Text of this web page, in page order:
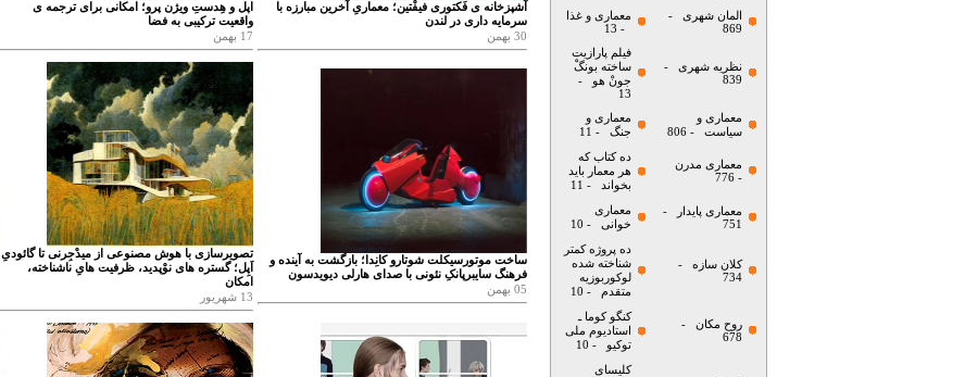
المان شهری -
869
معماری و غذا
- 13
نظریه شهری -
839
فیلم پارازیت
ساخته بونگْ
جونْ هو -
13
معماری و
سیاست
- 806
معماری و
جنگ
- 11
معماری مدرن
- 776
ده کتاب که
هر معمار باید
بخواند
- 11
معماری پایدار
-
751
معماری
خوانی - 10
کلان سازه -
734
ده پروژه کمتر
شناخته شده
لوکوربوزیه
متقدم
- 10
روح مکان -
678
کنگو کوما ـ
استادیوم ملی
توکیو - 10
کلیسای
آشپزخانه ی فَکتوری فیفْتین؛ معماریِ آخرین مبارزه با
سرمایه داری در لندن
30 بهمن
اپل و هِدستِ ویژن پرو؛ امکانی برای ترجمه ی
واقعیت ترکیبی به فضا
17 بهمن
ساخت موتورسیکلت شوتارو کانِدا؛ بازگشت به آینده و
فرهنگ سایبرپانکِ نئونی با صدای هارلی دیویدسون
05 بهمن
تصویرسازی با هوش مصنوعی از میدْجِرنی تا گائودیِ
اَپِل؛ گستره های نوْپدید، ظرفیت هایِ ناشناخته،
امکان
13 شهریور